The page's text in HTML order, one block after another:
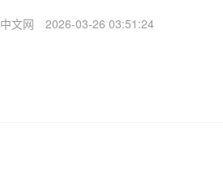
中文网 2026-03-26 03:51:24